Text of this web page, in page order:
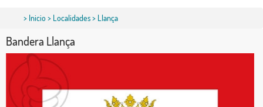
> Inicio> Localidades> Llança
Bandera Llança